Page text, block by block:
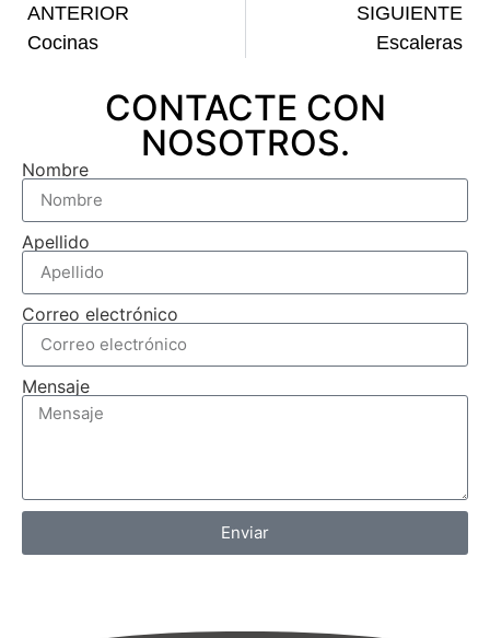
ANTERIOR
Cocinas
SIGUIENTE
Escaleras
CONTACTE CON
NOSOTROS.
Nombre
Apellido
Correo electrónico
Mensaje
Enviar